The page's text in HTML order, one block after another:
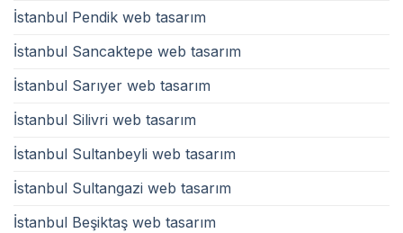
İstanbul Pendik web tasarım
İstanbul Sancaktepe web tasarım
İstanbul Sarıyer web tasarım
İstanbul Silivri web tasarım
İstanbul Sultanbeyli web tasarım
İstanbul Sultangazi web tasarım
İstanbul Beşiktaş web tasarım